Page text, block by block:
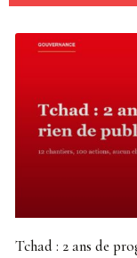
Tchad : 2 ans de